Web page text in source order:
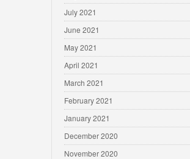
July 2021
June 2021
May 2021
April 2021
March 2021
February 2021
January 2021
December 2020
November 2020